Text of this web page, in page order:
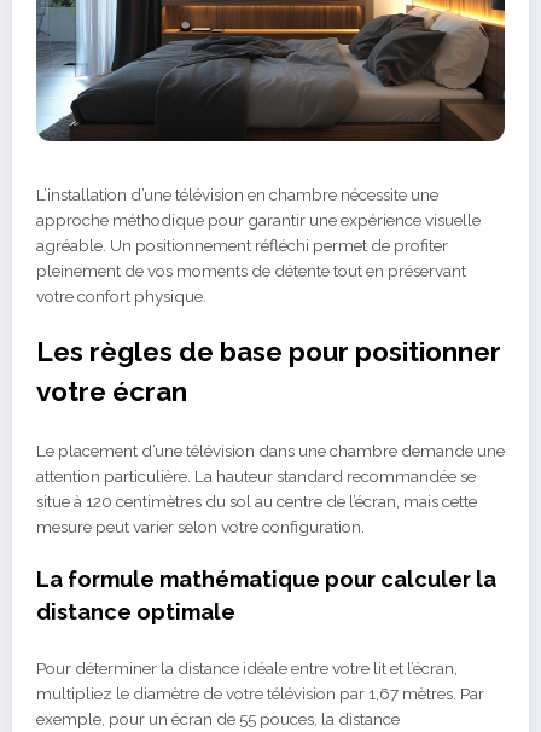
L’installation d’une télévision en chambre nécessite une
approche méthodique pour garantir une expérience visuelle
agréable. Un positionnement réfléchi permet de profiter
pleinement de vos moments de détente tout en préservant
votre confort physique.
Les règles de base pour positionner
votre écran
Le placement d’une télévision dans une chambre demande une
attention particulière. La hauteur standard recommandée se
situe à 120 centimètres du sol au centre de l’écran, mais cette
mesure peut varier selon votre configuration.
La formule mathématique pour calculer la
distance optimale
Pour déterminer la distance idéale entre votre lit et l’écran,
multipliez le diamètre de votre télévision par 1,67 mètres. Par
exemple, pour un écran de 55 pouces, la distance